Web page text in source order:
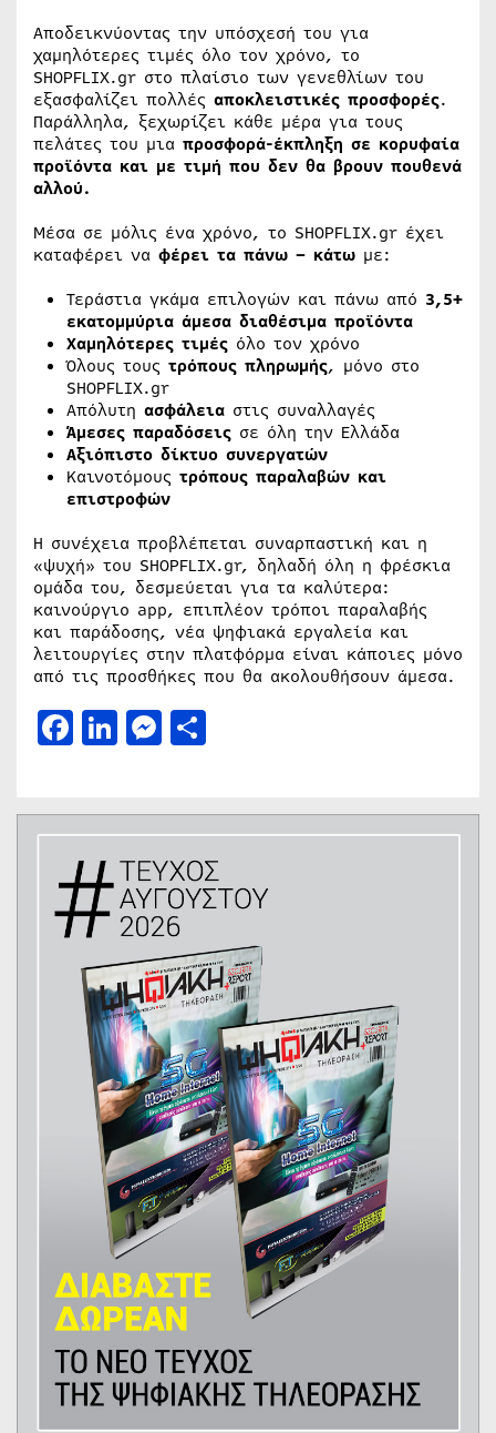
Αποδεικνύοντας την υπόσχεσή του για
χαμηλότερες τιμές όλο τον χρόνο, το
SHOPFLIX.gr στο πλαίσιο των γενεθλίων του
εξασφαλίζει πολλές αποκλειστικές προσφορές.
Παράλληλα, ξεχωρίζει κάθε μέρα για τους
πελάτες του μια προσφορά-έκπληξη σε κορυφαία
προϊόντα και με τιμή που δεν θα βρουν πουθενά
αλλού.
Μέσα σε μόλις ένα χρόνο, το SHOPFLIX.gr έχει
καταφέρει να φέρει τα πάνω – κάτω με:
Τεράστια γκάμα επιλογών και πάνω από 3,5+
εκατομμύρια άμεσα διαθέσιμα προϊόντα
Χαμηλότερες τιμές όλο τον χρόνο
Όλους τους τρόπους πληρωμής, μόνο στο
SHOPFLIX.gr
Απόλυτη ασφάλεια στις συναλλαγές
Άμεσες παραδόσεις σε όλη την Ελλάδα
Αξιόπιστο δίκτυο συνεργατών
Καινοτόμους τρόπους παραλαβών και
επιστροφών
Η συνέχεια προβλέπεται συναρπαστική και η
«ψυχή» του SHOPFLIX.gr, δηλαδή όλη η φρέσκια
ομάδα του, δεσμεύεται για τα καλύτερα:
καινούργιο app, επιπλέον τρόποι παραλαβής
και παράδοσης, νέα ψηφιακά εργαλεία και
λειτουργίες στην πλατφόρμα είναι κάποιες μόνο
από τις προσθήκες που θα ακολουθήσουν άμεσα.
Facebook
LinkedIn
Messenger